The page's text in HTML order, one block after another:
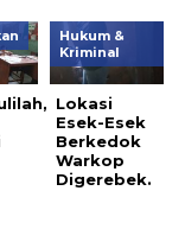
Hukum &
Kriminal
Lokasi
Esek-Esek
Berkedok
Warkop
Digerebek.